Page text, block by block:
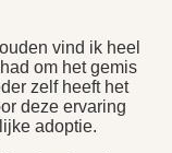
vind ik heel
om het gemis
zelf heeft het
deze ervaring
adoptie.